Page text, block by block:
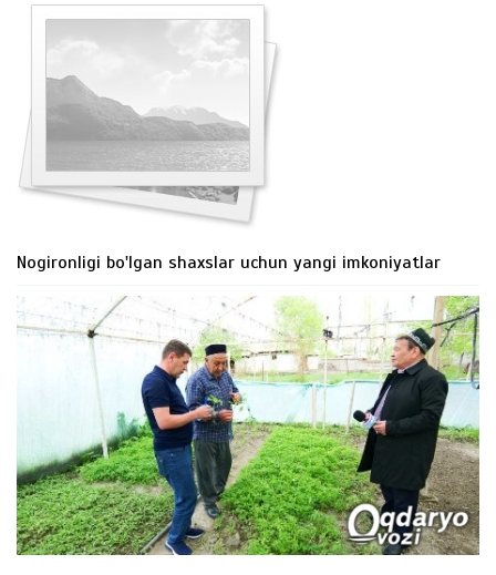
Nogironligi bo'lgan shaxslar uchun yangi imkoniyatlar